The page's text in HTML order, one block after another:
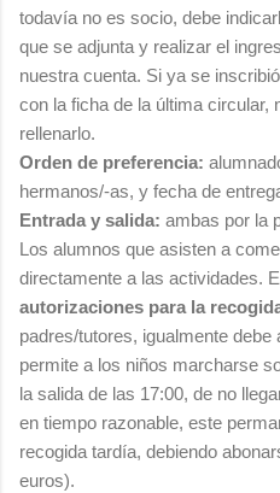
todavía no es socio, debe
que se adjunta y realizar el
nuestra cuenta. Si ya se
con la ficha de la última circular,
rellenarlo.
Orden de preferencia:
hermanos/-as, y fecha de
Entrada y salida: ambas por la
Los alumnos que asisten a
directamente a las actividades.
autorizaciones para la
padres/tutores, igualmente
permite a los niños marcharse
la salida de las 17:00, de no
en tiempo razonable, este
recogida tardía, debiendo
euros).